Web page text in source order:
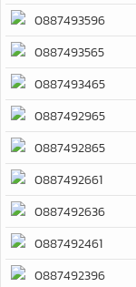
0887493596
0887493565
0887493465
0887492965
0887492865
0887492661
0887492636
0887492461
0887492396